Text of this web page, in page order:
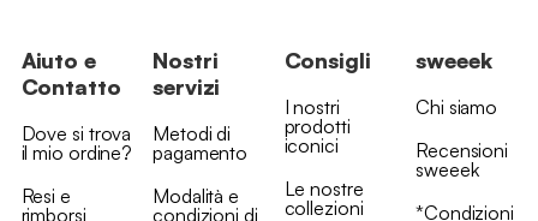
Aiuto e
Contatto
Dove si trova
il mio ordine?
Resi e
rimborsi
Nostri
servizi
Metodi di
pagamento
Modalità e
condizioni di
Consigli
I nostri
prodotti
iconici
Le nostre
collezioni
sweeek
Chi siamo
Recensioni
sweeek
*Condizioni